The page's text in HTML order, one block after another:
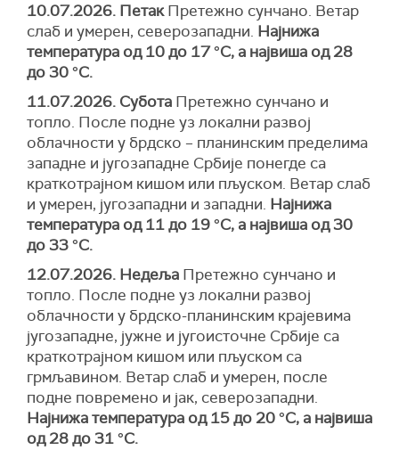
10.07.2026. ПетакПретежно сунчано. Ветар
слаб и умерен, северозападни. Најнижа
температура од 10 до 17 °C, а највиша од 28
до 30 °C.
11.07.2026. Субота Претежно сунчано и
топло. После подне уз локални развој
облачности у брдско – планинским пределима
западне и југозападне Србије понегде са
краткотрајном кишом или пљуском. Ветар слаб
и умерен, југозападни и западни. Најнижа
температура од 11 до 19 °C, а највиша од 30
до 33 °C.
12.07.2026. Недеља Претежно сунчано и
топло. После подне уз локални развој
облачности у брдско-планинским крајевима
југозападне, јужне и југоисточне Србије са
краткотрајном кишом или пљуском са
грмљавином. Ветар слаб и умерен, после
подне повремено и јак, северозападни.
Најнижа температура од 15 до 20 °C, а највиша
од 28 до 31 °C.